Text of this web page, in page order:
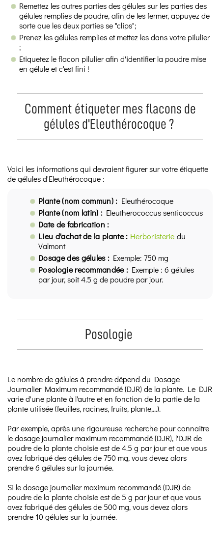
Remettez les autres parties des gélules sur les parties des
gélules remplies de poudre, afin de les fermer, appuyez de
sorte que les deux parties se "clips";
Prenez les gélules remplies et mettez les dans votre pilulier
;
Etiquetez le flacon pilulier afin d'identifier la poudre mise
en gélule et c'est fini !
Comment étiqueter mes flacons de
gélules d'Eleuthérocoque ?
Voici les informations qui devraient figurer sur votre étiquette
de gélules d'Eleuthérocoque :
Plante (nom commun) : Eleuthérocoque
Plante (nom latin) : Eleutherococcus senticoccus
Date de fabrication :
Lieu d'achat de la plante : Herboristerie du
Valmont
Dosage des gélules : Exemple: 750 mg
Posologie recommandée : Exemple : 6 gélules
par jour, soit 4.5 g de poudre par jour.
Posologie
Le nombre de gélules à prendre dépend du Dosage
Journalier Maximum recommandé (DJR) de la plante. Le DJR
varie d'une plante à l'autre et en fonction de la partie de la
plante utilisée (feuilles, racines, fruits, plante,...).
Par exemple, après une rigoureuse recherche pour connaitre
le dosage journalier maximum recommandé (DJR), l'DJR de
poudre de la plante choisie est de 4.5 g par jour et que vous
avez fabriqué des gélules de 750 mg, vous devez alors
prendre 6 gélules sur la journée.
Si le dosage journalier maximum recommandé (DJR) de
poudre de la plante choisie est de 5 g par jour et que vous
avez fabriqué des gélules de 500 mg, vous devez alors
prendre 10 gélules sur la journée.